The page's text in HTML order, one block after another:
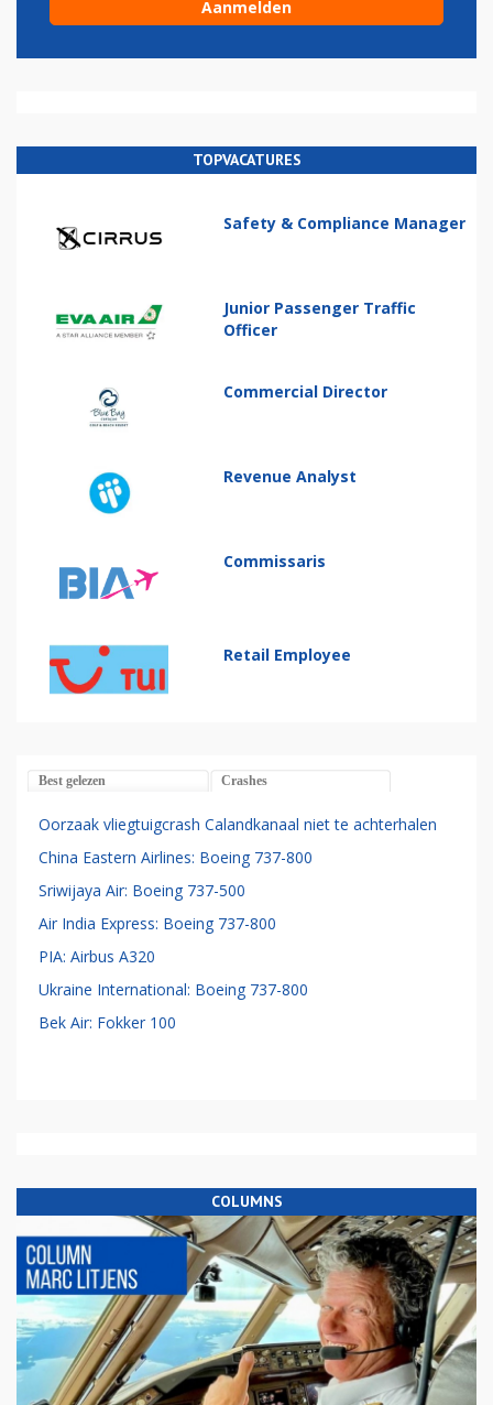
TOPVACATURES
Safety & Compliance Manager
Junior Passenger Traffic
Officer
Commercial Director
Revenue Analyst
Commissaris
Retail Employee
Best gelezen Crashes
Oorzaak vliegtuigcrash Calandkanaal niet te achterhalen
China Eastern Airlines: Boeing 737-800
Sriwijaya Air: Boeing 737-500
Air India Express: Boeing 737-800
PIA: Airbus A320
Ukraine International: Boeing 737-800
Bek Air: Fokker 100
COLUMNS